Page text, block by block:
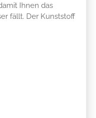
Ihnen das
fällt. Der Kunststoff